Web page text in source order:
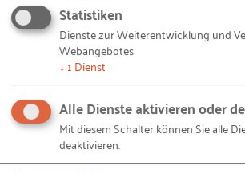
Das RKW Magazin wird zukünftig nur
Magazin erscheinen. Bitte nutzen Sie
abonnieren Sie das neue digitale RKW
Ihre Daten
ANREDE
Statistiken
Dienste zur Weiterentwicklung und
Webangebotes
↓ 1 Dienst
Alle Dienste aktivieren oder
Mit diesem Schalter können Sie alle
deaktivieren.